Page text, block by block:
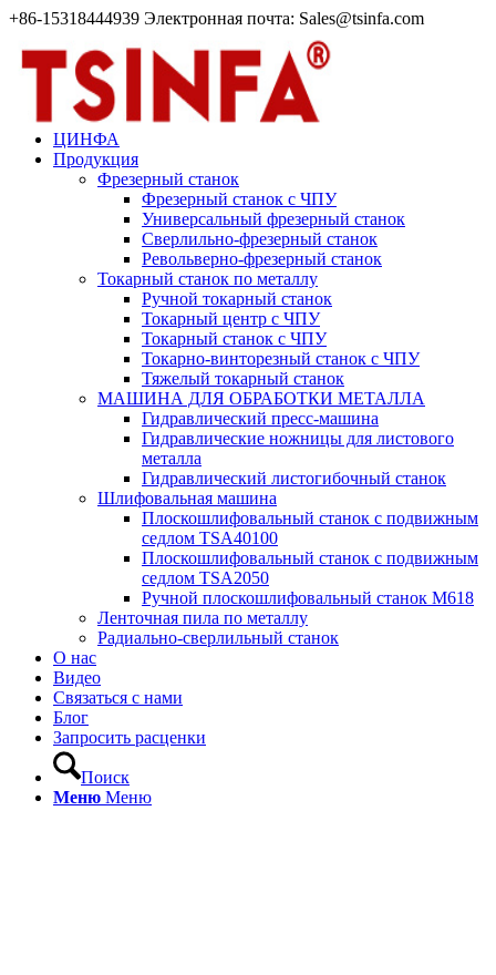
+86-15318444939 Электронная почта: Sales@tsinfa.com
ЦИНФА
Продукция
Фрезерный станок
Фрезерный станок с ЧПУ
Универсальный фрезерный станок
Сверлильно-фрезерный станок
Револьверно-фрезерный станок
Токарный станок по металлу
Ручной токарный станок
Токарный центр с ЧПУ
Токарный станок с ЧПУ
Токарно-винторезный станок с ЧПУ
Тяжелый токарный станок
МАШИНА ДЛЯ ОБРАБОТКИ МЕТАЛЛА
Гидравлический пресс-машина
Гидравлические ножницы для листового
металла
Гидравлический листогибочный станок
Шлифовальная машина
Плоскошлифовальный станок с подвижным
седлом TSA40100
Плоскошлифовальный станок с подвижным
седлом TSA2050
Ручной плоскошлифовальный станок M618
Ленточная пила по металлу
Радиально-сверлильный станок
О нас
Видео
Связаться с нами
Блог
Запросить расценки
Поиск
Меню Меню